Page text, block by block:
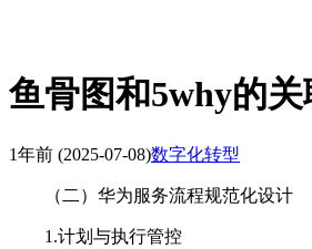
鱼骨图和5why的关
1年前 (2025-07-08)数字化转型
（二）华为服务流程规范化设计
1.计划与执行管控